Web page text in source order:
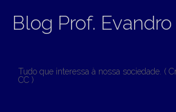
Blog Prof.
Tudo que interessa à nossa sociedade. (
CC )